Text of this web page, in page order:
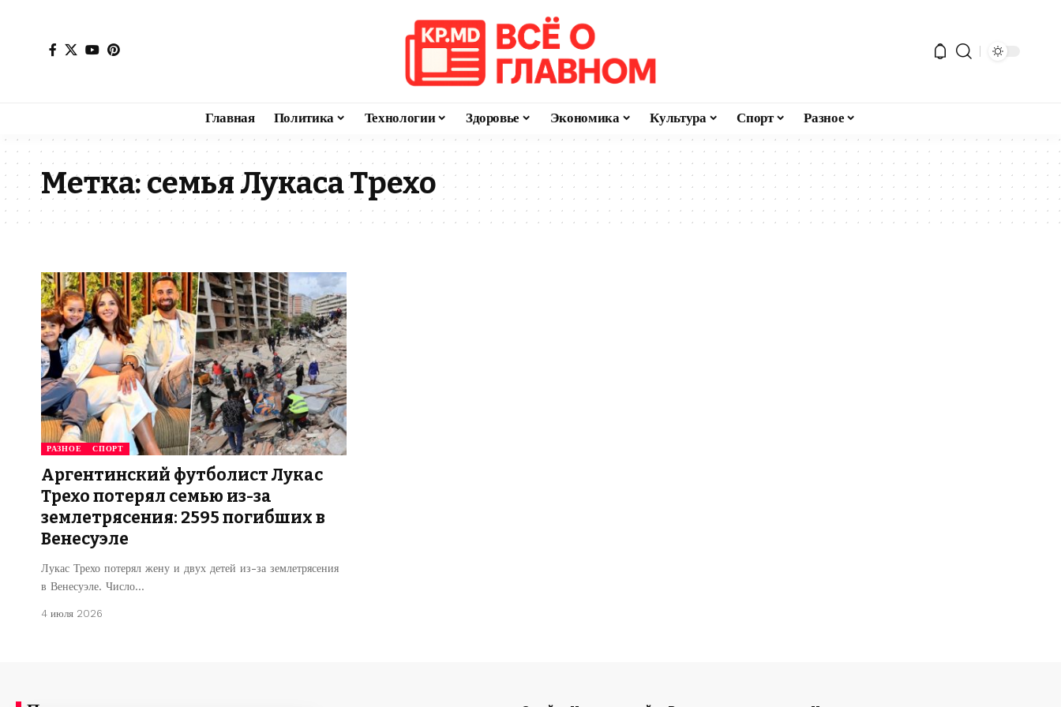
Главная Политика Технологии Здоровье Экономика Культура Спорт Разное
Метка:семья Лукаса Трехо
РАЗНОЕ СПОРТ
Аргентинский футболист Лукас
Трехо потерял семью из-за
землетрясения: 2595 погибших в
Венесуэле
Лукас Трехо потерял жену и двух детей из-за землетрясения
в Венесуэле. Число…
4 июля 2026